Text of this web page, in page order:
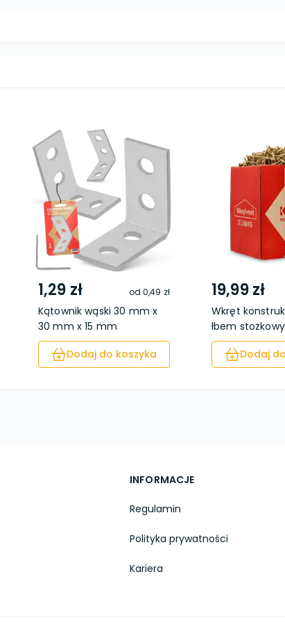
1,29 zł od0,49 zł
Kątownik wąski 30 mm x
30 mm x 15 mm
Dodaj do koszyka
19,99 zł
Wkręt
łbem
Dodaj
INFORMACJE
Regulamin
Polityka prywatności
Kariera